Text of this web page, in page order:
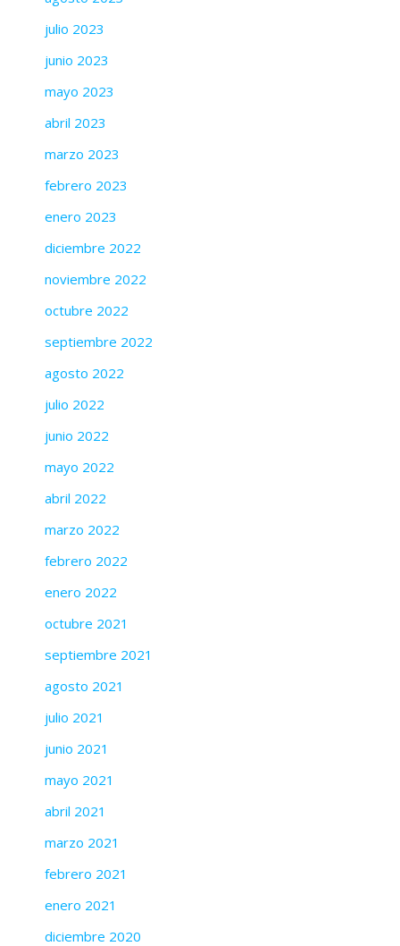
julio 2023
junio 2023
mayo 2023
abril 2023
marzo 2023
febrero 2023
enero 2023
diciembre 2022
noviembre 2022
octubre 2022
septiembre 2022
agosto 2022
julio 2022
junio 2022
mayo 2022
abril 2022
marzo 2022
febrero 2022
enero 2022
octubre 2021
septiembre 2021
agosto 2021
julio 2021
junio 2021
mayo 2021
abril 2021
marzo 2021
febrero 2021
enero 2021
diciembre 2020